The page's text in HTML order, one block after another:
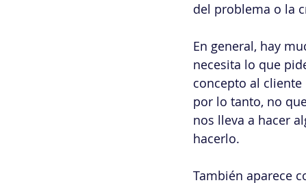
del problema o la
En general, hay
necesita lo que
concepto al
por lo tanto, no
nos lleva a hacer
hacerlo.
También aparece